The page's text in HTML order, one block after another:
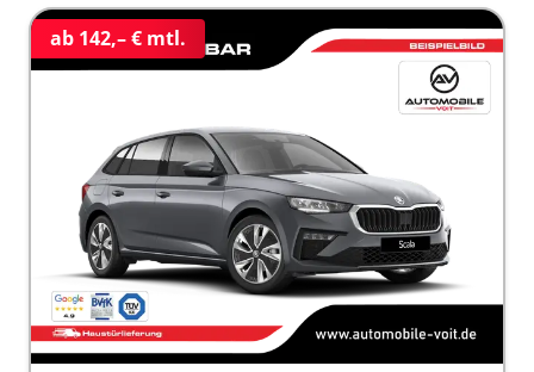
ab 142,– € mtl.